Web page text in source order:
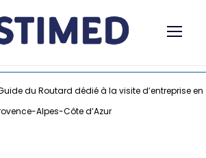
du Routard dédié à la visite d’entreprise en
Alpes-Côte d’Azur